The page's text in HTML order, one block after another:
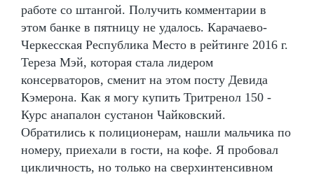
работе со штангой. Получить комментарии в
этом банке в пятницу не удалось. Карачаево-
Черкесская Республика Место в рейтинге 2016 г.
Тереза Мэй, которая стала лидером
консерваторов, сменит на этом посту Девида
Кэмерона. Как я могу купить Тритренол 150 -
Курс анапалон сустанон Чайковский.
Обратились к полиционерам, нашли мальчика по
номеру, приехали в гости, на кофе. Я пробовал
цикличность, но только на сверхинтенсивном